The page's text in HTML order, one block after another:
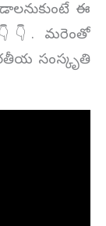
ఈ
మరెంతో
సంస్కృతి